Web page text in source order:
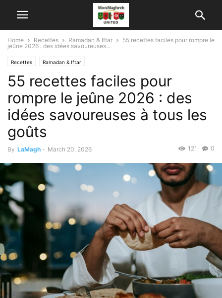
Home Recettes Ramadan & Iftar
55 recettes faciles pour rompre le
jeûne 2026 : des idées savoureuses...
Recettes Ramadan & Iftar
55 recettes faciles pour
rompre le jeûne 2026 : des
idées savoureuses à tous les
goûts
By LaMagh - March 20, 2026 0
121